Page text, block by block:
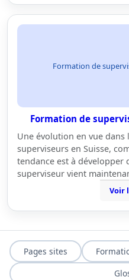
Formation de
Formation de
Une évolution en vue
superviseurs en Suisse,
tendance est à développer
superviseur vient
Voir
Pages sites